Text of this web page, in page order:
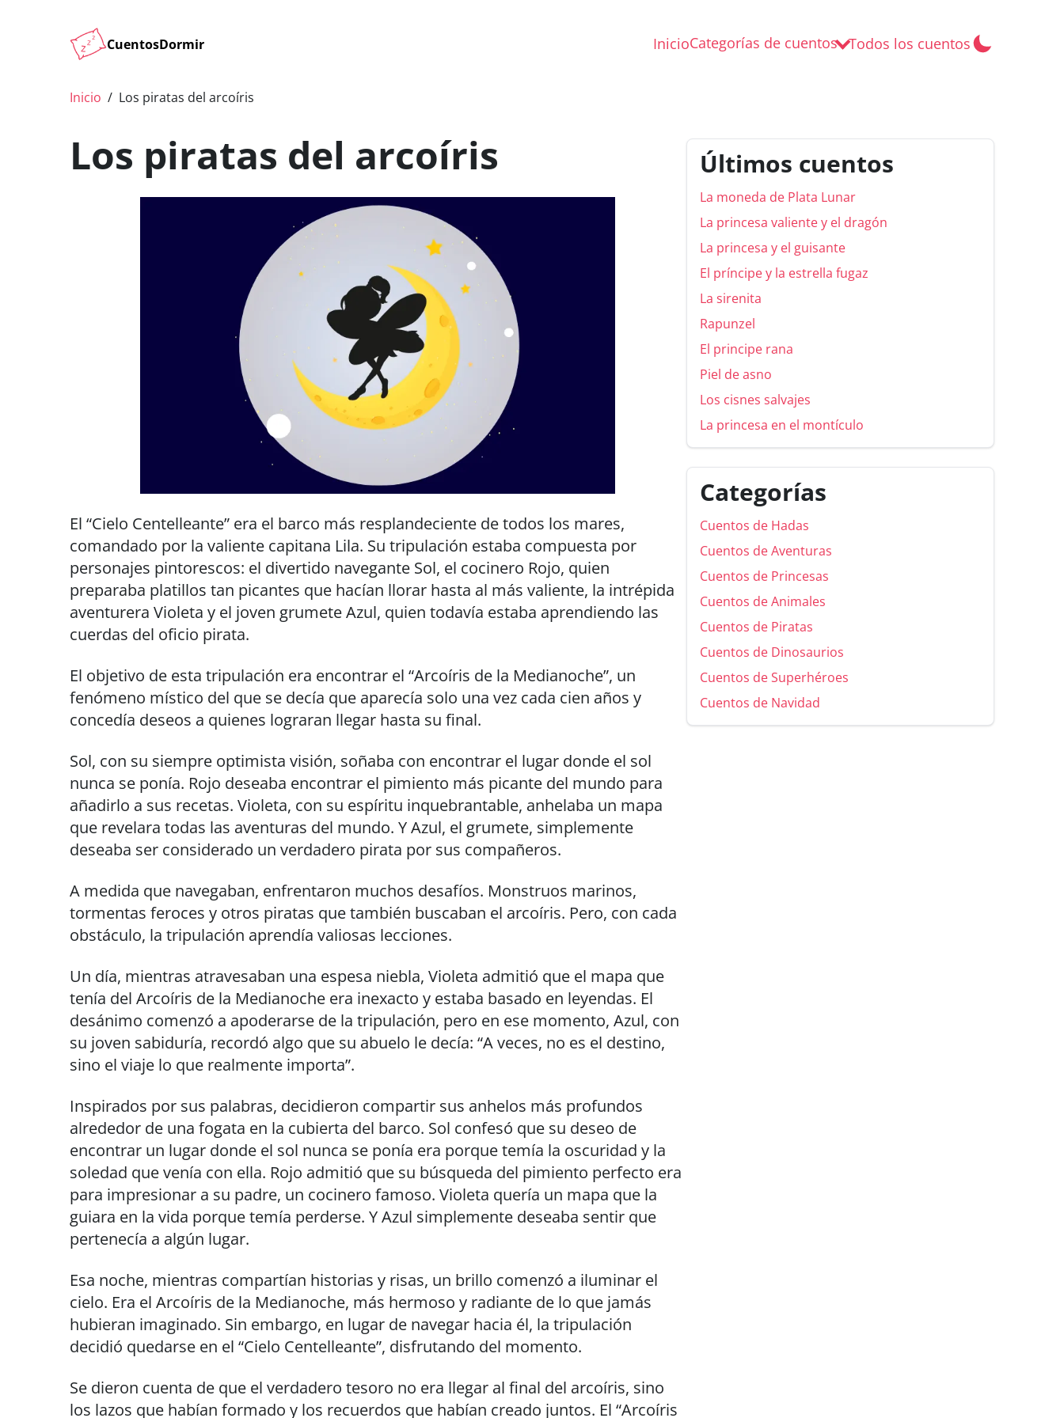
CuentosDormir InicioCategorías de cuentos Todos los cuentos
Inicio Los piratas del arcoíris
Los piratas del arcoíris
El “Cielo Centelleante” era el barco más resplandeciente de todos los mares,
comandado por la valiente capitana Lila. Su tripulación estaba compuesta por
personajes pintorescos: el divertido navegante Sol, el cocinero Rojo, quien
preparaba platillos tan picantes que hacían llorar hasta al más valiente, la intrépida
aventurera Violeta y el joven grumete Azul, quien todavía estaba aprendiendo las
cuerdas del oficio pirata.
El objetivo de esta tripulación era encontrar el “Arcoíris de la Medianoche”, un
fenómeno místico del que se decía que aparecía solo una vez cada cien años y
concedía deseos a quienes lograran llegar hasta su final.
Sol, con su siempre optimista visión, soñaba con encontrar el lugar donde el sol
nunca se ponía. Rojo deseaba encontrar el pimiento más picante del mundo para
añadirlo a sus recetas. Violeta, con su espíritu inquebrantable, anhelaba un mapa
que revelara todas las aventuras del mundo. Y Azul, el grumete, simplemente
deseaba ser considerado un verdadero pirata por sus compañeros.
A medida que navegaban, enfrentaron muchos desafíos. Monstruos marinos,
tormentas feroces y otros piratas que también buscaban el arcoíris. Pero, con cada
obstáculo, la tripulación aprendía valiosas lecciones.
Un día, mientras atravesaban una espesa niebla, Violeta admitió que el mapa que
tenía del Arcoíris de la Medianoche era inexacto y estaba basado en leyendas. El
desánimo comenzó a apoderarse de la tripulación, pero en ese momento, Azul, con
su joven sabiduría, recordó algo que su abuelo le decía: “A veces, no es el destino,
sino el viaje lo que realmente importa”.
Inspirados por sus palabras, decidieron compartir sus anhelos más profundos
alrededor de una fogata en la cubierta del barco. Sol confesó que su deseo de
encontrar un lugar donde el sol nunca se ponía era porque temía la oscuridad y la
soledad que venía con ella. Rojo admitió que su búsqueda del pimiento perfecto era
para impresionar a su padre, un cocinero famoso. Violeta quería un mapa que la
guiara en la vida porque temía perderse. Y Azul simplemente deseaba sentir que
pertenecía a algún lugar.
Esa noche, mientras compartían historias y risas, un brillo comenzó a iluminar el
cielo. Era el Arcoíris de la Medianoche, más hermoso y radiante de lo que jamás
hubieran imaginado. Sin embargo, en lugar de navegar hacia él, la tripulación
decidió quedarse en el “Cielo Centelleante”, disfrutando del momento.
Se dieron cuenta de que el verdadero tesoro no era llegar al final del arcoíris, sino
los lazos que habían formado y los recuerdos que habían creado juntos. El “Arcoíris
Últimos cuentos
La moneda de Plata Lunar
La princesa valiente y el dragón
La princesa y el guisante
El príncipe y la estrella fugaz
La sirenita
Rapunzel
El principe rana
Piel de asno
Los cisnes salvajes
La princesa en el montículo
Categorías
Cuentos de Hadas
Cuentos de Aventuras
Cuentos de Princesas
Cuentos de Animales
Cuentos de Piratas
Cuentos de Dinosaurios
Cuentos de Superhéroes
Cuentos de Navidad